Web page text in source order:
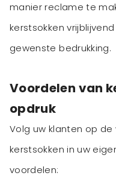
manier reclame te
kerstsokken
gewenste bedrukking.
Voordelen van
opdruk
Volg uw klanten op
kerstsokken in uw
voordelen: